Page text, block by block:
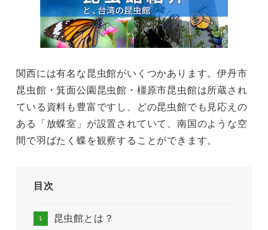
関西には有名な昆虫館がいくつかあります。伊丹市
昆虫館・箕面公園昆虫館・橿原市昆虫館は所蔵され
ている資料も豊富ですし、どの昆虫館でも見応えの
ある「放蝶室」が設置されていて、南国のような空
間で羽ばたく蝶を観察することができます。
目次
昆虫館とは？